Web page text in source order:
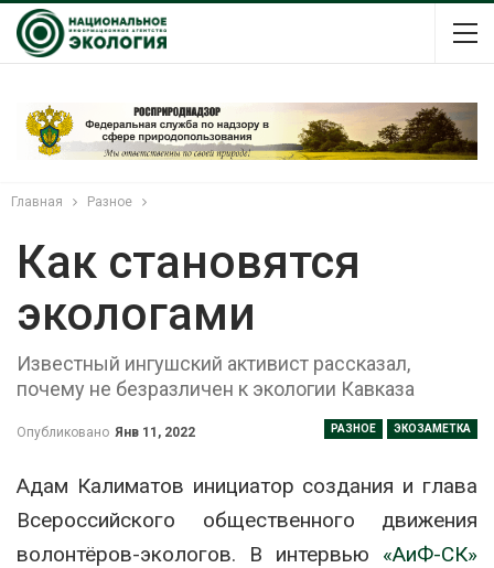
Главная Разное
Как становятся
экологами
Известный ингушский активист рассказал,
почему не безразличен к экологии Кавказа
РАЗНОЕ ЭКОЗАМЕТКА
Опубликовано Янв 11, 2022
Адам Калиматов инициатор создания и глава
Всероссийского общественного движения
волонтёров-экологов. В интервью «АиФ-СК»